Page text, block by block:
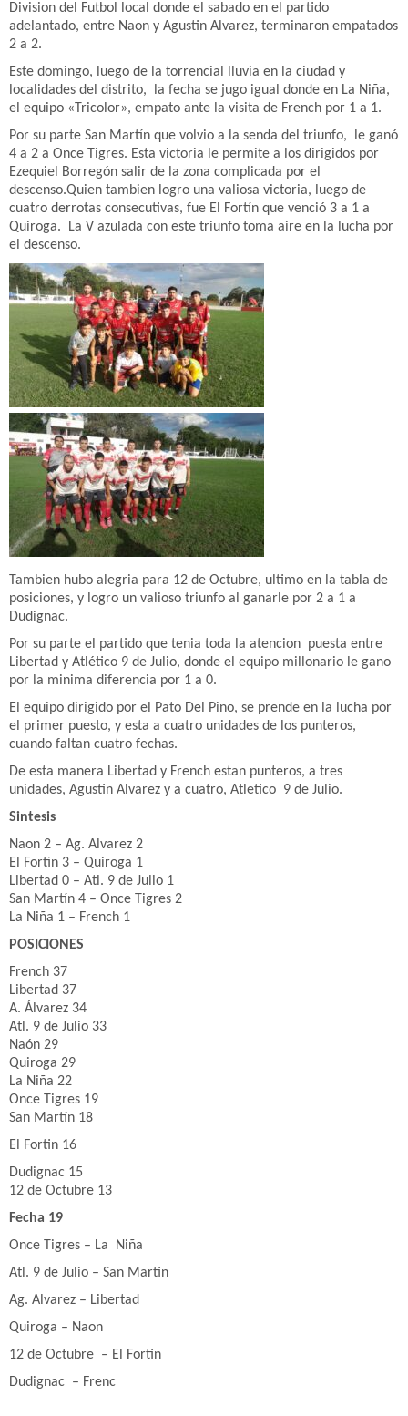
Division del Futbol local donde el sabado en el partido
adelantado, entre Naon y Agustin Alvarez, terminaron empatados
2 a 2.
Este domingo, luego de la torrencial lluvia en la ciudad y
localidades del distrito, la fecha se jugo igual donde en La Niña,
el equipo «Tricolor», empato ante la visita de French por 1 a 1.
Por su parte San Martín que volvio a la senda del triunfo, le ganó
4 a 2 a Once Tigres. Esta victoria le permite a los dirigidos por
Ezequiel Borregón salir de la zona complicada por el
descenso.Quien tambien logro una valiosa victoria, luego de
cuatro derrotas consecutivas, fue El Fortín que venció 3 a 1 a
Quiroga. La V azulada con este triunfo toma aire en la lucha por
el descenso.
Tambien hubo alegria para 12 de Octubre, ultimo en la tabla de
posiciones, y logro un valioso triunfo al ganarle por 2 a 1 a
Dudignac.
Por su parte el partido que tenia toda la atencion puesta entre
Libertad y Atlético 9 de Julio, donde el equipo millonario le gano
por la minima diferencia por 1 a 0.
El equipo dirigido por el Pato Del Pino, se prende en la lucha por
el primer puesto, y esta a cuatro unidades de los punteros,
cuando faltan cuatro fechas.
De esta manera Libertad y French estan punteros, a tres
unidades, Agustin Alvarez y a cuatro, Atletico 9 de Julio.
Sintesis
Naon 2 – Ag. Alvarez 2
El Fortín 3 – Quiroga 1
Libertad 0 – Atl. 9 de Julio 1
San Martín 4 – Once Tigres 2
La Niña 1 – French 1
POSICIONES
French 37
Libertad 37
A. Álvarez 34
Atl. 9 de Julio 33
Naón 29
Quiroga 29
La Niña 22
Once Tigres 19
San Martín 18
El Fortin 16
Dudignac 15
12 de Octubre 13
Fecha 19
Once Tigres – La Niña
Atl. 9 de Julio – San Martin
Ag. Alvarez – Libertad
Quiroga – Naon
12 de Octubre – El Fortin
Dudignac – Frenc